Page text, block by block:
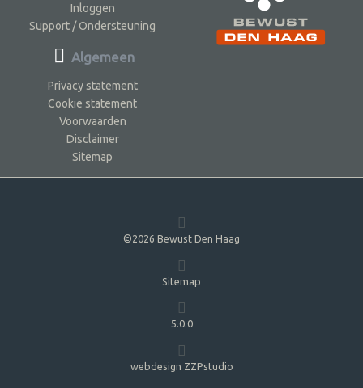
Inloggen
Support / Ondersteuning
Algemeen
Privacy statement
Cookie statement
Voorwaarden
Disclaimer
Sitemap
©2026 Bewust Den Haag
Sitemap
5.0.0
webdesign ZZPstudio